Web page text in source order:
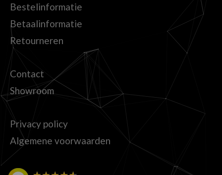
Bestelinformatie
Betaalinformatie
Retourneren
Contact
Showroom
Privacy policy
Algemene voorwaarden